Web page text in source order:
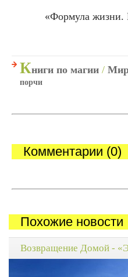
«Формула жизни.
Книги по магии /
порчи
Комментарии (0)
Похожие новости
Возвращение Домой -